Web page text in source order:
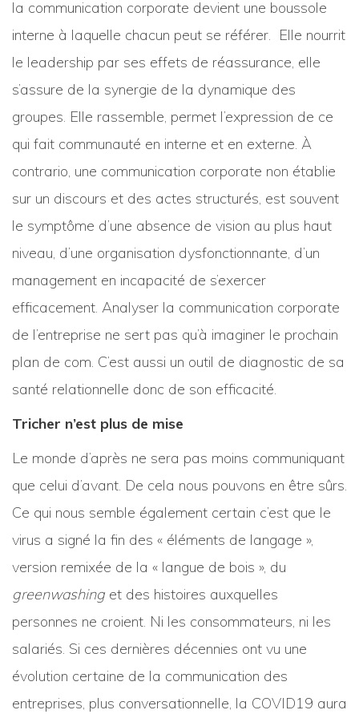
la communication corporate devient une boussole
interne à laquelle chacun peut se référer. Elle nourrit
le leadership par ses effets de réassurance, elle
s’assure de la synergie de la dynamique des
groupes. Elle rassemble, permet l’expression de ce
qui fait communauté en interne et en externe. À
contrario, une communication corporate non établie
sur un discours et des actes structurés, est souvent
le symptôme d’une absence de vision au plus haut
niveau, d’une organisation dysfonctionnante, d’un
management en incapacité de s’exercer
efficacement. Analyser la communication corporate
de l’entreprise ne sert pas qu’à imaginer le prochain
plan de com. C’est aussi un outil de diagnostic de sa
santé relationnelle donc de son efficacité.
Tricher n’est plus de mise
Le monde d’après ne sera pas moins communiquant
que celui d’avant. De cela nous pouvons en être sûrs.
Ce qui nous semble également certain c’est que le
virus a signé la fin des « éléments de langage »,
version remixée de la « langue de bois », du
greenwashing et des histoires auxquelles
personnes ne croient. Ni les consommateurs, ni les
salariés. Si ces dernières décennies ont vu une
évolution certaine de la communication des
entreprises, plus conversationnelle, la COVID19 aura